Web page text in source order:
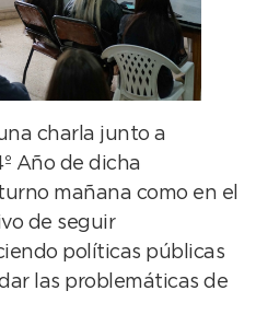
charla junto a
Año de dicha
mañana como en el
de seguir
políticas públicas
las problemáticas de